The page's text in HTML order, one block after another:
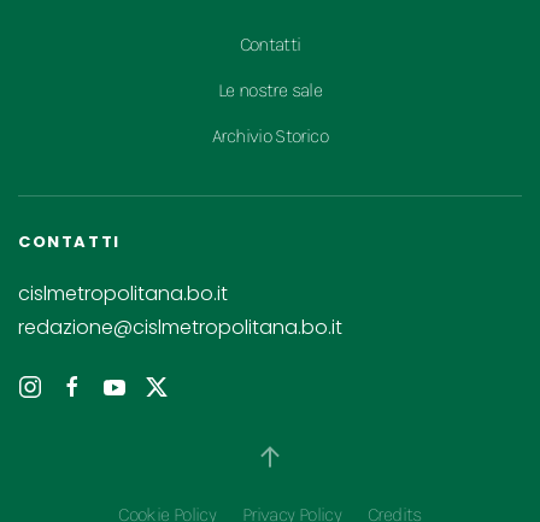
Contatti
Le nostre sale
Archivio Storico
CONTATTI
cislmetropolitana.bo.it
redazione@cislmetropolitana.bo.it
Cookie Policy Privacy Policy Credits